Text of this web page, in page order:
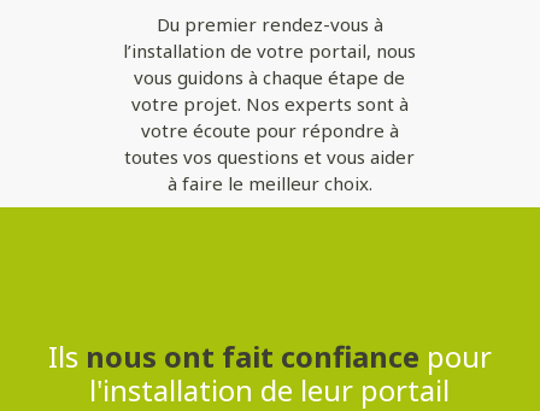
Du premier rendez-vous à
l’installation de votre portail, nous
vous guidons à chaque étape de
votre projet. Nos experts sont à
votre écoute pour répondre à
toutes vos questions et vous aider
à faire le meilleur choix.
Ils nous ont fait confiance pour
l'installation de leur portail